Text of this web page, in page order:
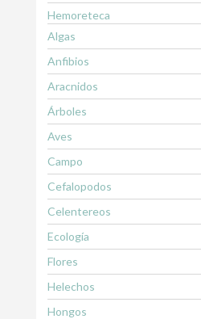
Hemoreteca
Algas
Anfibios
Aracnidos
Árboles
Aves
Campo
Cefalopodos
Celentereos
Ecología
Flores
Helechos
Hongos